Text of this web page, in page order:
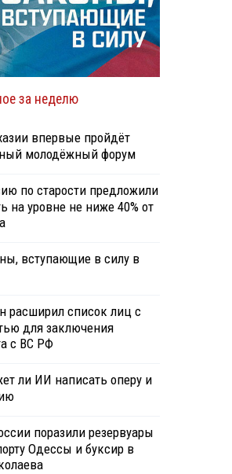
за неделю
впервые пройдёт
молодёжный форум
по старости предложили
на уровне не ниже 40% от
вступающие в силу в
расширил список лиц с
для заключения
с ВС РФ
ли ИИ написать оперу и
поразили резервуары
Одессы и буксир в